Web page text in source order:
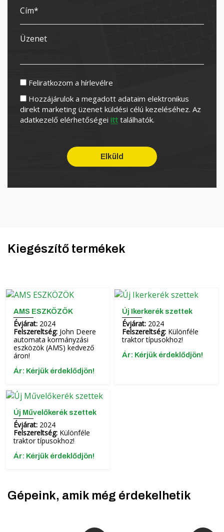
Feliratkozom a hírlevélre
Hozzájárulok a megadott adataim elektronikus
direkt marketing üzenet küldési célú kezeléséhez. Az
adatkezelő elérhetőségei itt találhatók.
Kiegészítő termékek
AMS ESZKÖZÖK
Évjárat: 2024
Felszereltség: John Deere
automata kormányzási
eszközök (AMS) kedvező
áron!
Ár: Kérjük érdeklődjön!
Új Ikerkerék szettek
Évjárat: 2024
Felszereltség: Különféle
traktor típusokhoz!
Ár: Kérjük érdeklődjön!
Új Művelőkerék szettek
Évjárat: 2024
Felszereltség: Különféle
traktor típusokhoz!
Ár: Kérjük érdeklődjön!
Gépeink, amik még érdekelhetik